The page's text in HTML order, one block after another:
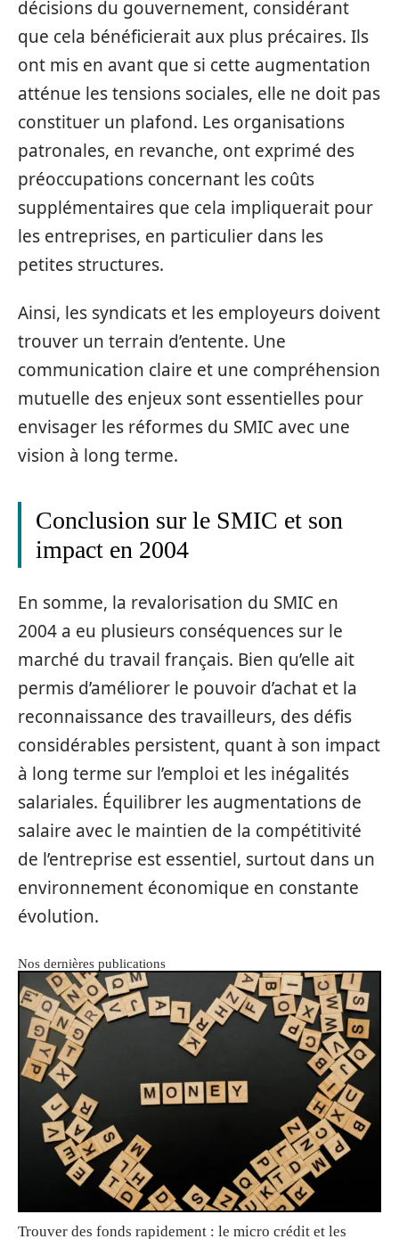
décisions du gouvernement, considérant
que cela bénéficierait aux plus précaires. Ils
ont mis en avant que si cette augmentation
atténue les tensions sociales, elle ne doit pas
constituer un plafond. Les organisations
patronales, en revanche, ont exprimé des
préoccupations concernant les coûts
supplémentaires que cela impliquerait pour
les entreprises, en particulier dans les
petites structures.
Ainsi, les syndicats et les employeurs doivent
trouver un terrain d’entente. Une
communication claire et une compréhension
mutuelle des enjeux sont essentielles pour
envisager les réformes du SMIC avec une
vision à long terme.
Conclusion sur le SMIC et son
impact en 2004
En somme, la revalorisation du SMIC en
2004 a eu plusieurs conséquences sur le
marché du travail français. Bien qu’elle ait
permis d’améliorer le pouvoir d’achat et la
reconnaissance des travailleurs, des défis
considérables persistent, quant à son impact
à long terme sur l’emploi et les inégalités
salariales. Équilibrer les augmentations de
salaire avec le maintien de la compétitivité
de l’entreprise est essentiel, surtout dans un
environnement économique en constante
évolution.
Nos dernières publications
Trouver des fonds rapidement : le micro crédit et les